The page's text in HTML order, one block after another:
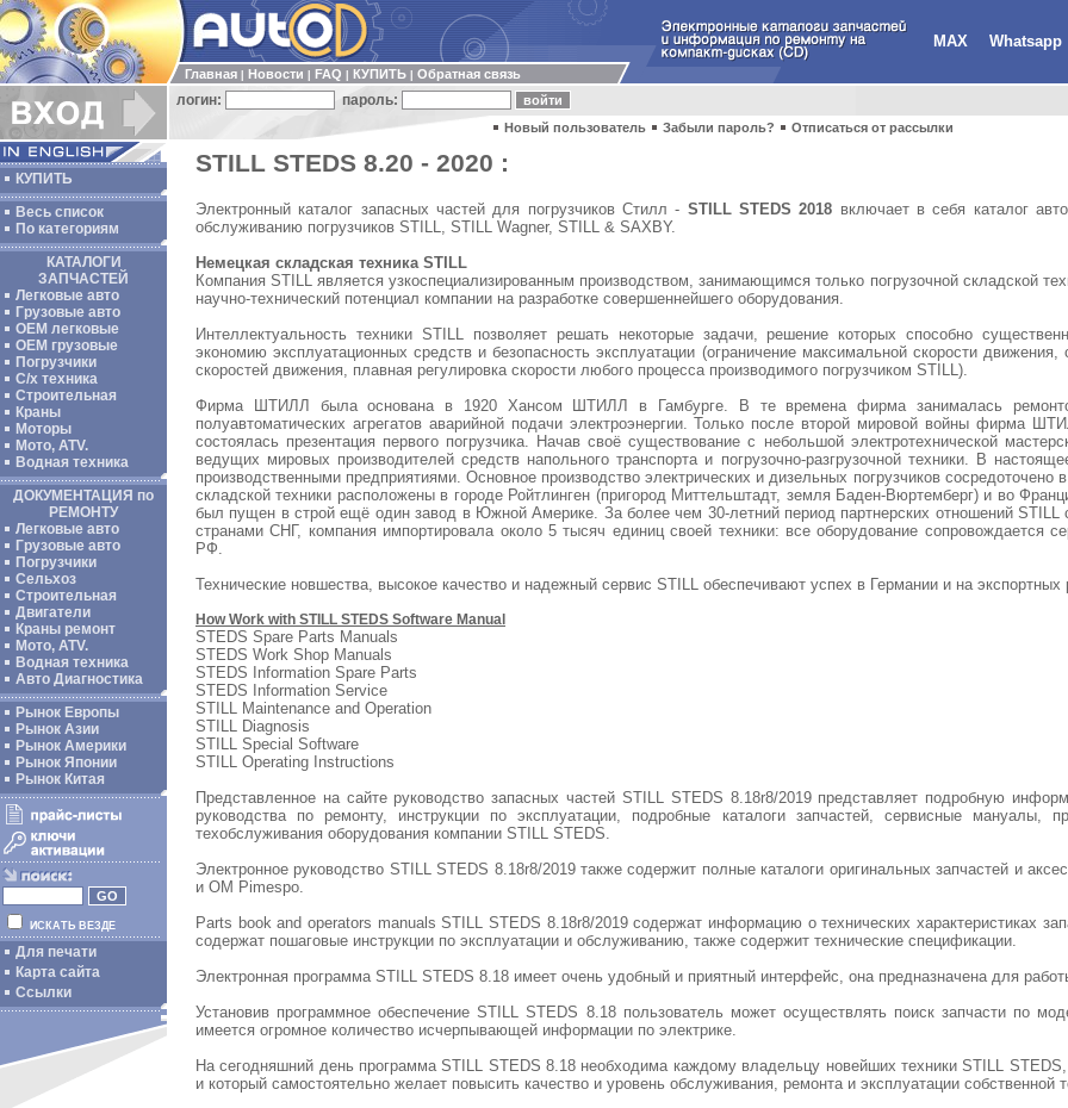
MAX Whatsapp
Главная Новости FAQ КУПИТЬ Обратная связь
логин: пароль:
Новый пользователь Забыли пароль? Отписаться от рассылки
КУПИТЬ
Весь список
По категориям
КАТАЛОГИ
ЗАПЧАСТЕЙ
Легковые авто
Грузовые авто
ОЕМ легковые
OEM грузовые
Погрузчики
С/х техника
Строительная
Краны
Моторы
Мото, ATV.
Водная техника
ДОКУМЕНТАЦИЯ по
РЕМОНТУ
Легковые авто
Грузовые авто
Погрузчики
Сельхоз
Строительная
Двигатели
Краны ремонт
Мото, ATV.
Водная техника
Авто Диагностика
Рынок Европы
Рынок Азии
Рынок Америки
Рынок Японии
Рынок Китая
ИСКАТЬ ВЕЗДЕ
Для печати
Карта сайта
Ссылки
STILL STEDS 8.20 - 2020 :
Электронный каталог запасных частей для погрузчиков Стилл - STILL STEDS 2018 включает в себя каталог
обслуживанию погрузчиков STILL, STILL Wagner, STILL & SAXBY.
Немецкая складская техника STILL
Компания STILL является узкоспециализированным производством, занимающимся только погрузочной складской
научно-технический потенциал компании на разработке совершеннейшего оборудования.
Интеллектуальность техники STILL позволяет решать некоторые задачи, решение которых способно
экономию эксплуатационных средств и безопасность эксплуатации (ограничение максимальной скорости движения,
скоростей движения, плавная регулировка скорости любого процесса производимого погрузчиком STILL).
Фирма ШТИЛЛ была основана в 1920 Хансом ШТИЛЛ в Гамбурге. В те времена фирма занималась ремонтом
полуавтоматических агрегатов аварийной подачи электроэнергии. Только после второй мировой войны фирма
состоялась презентация первого погрузчика. Начав своё существование с небольшой электротехнической
ведущих мировых производителей средств напольного транспорта и погрузочно-разгрузочной техники. В
производственными предприятиями. Основное производство электрических и дизельных погрузчиков сосредоточено
складской техники расположены в городе Ройтлинген (пригород Миттельштадт, земля Баден-Вюртемберг) и во
был пущен в строй ещё один завод в Южной Америке. За более чем 30-летний период партнерских отношений
странами СНГ, компания импортировала около 5 тысяч единиц своей техники: все оборудование сопровождается
РФ.
Технические новшества, высокое качество и надежный сервис STILL обеспечивают успех в Германии и на экспортных
How Work with STILL STEDS Software Manual
STEDS Spare Parts Manuals
STEDS Work Shop Manuals
STEDS Information Spare Parts
STEDS Information Service
STILL Maintenance and Operation
STILL Diagnosis
STILL Special Software
STILL Operating Instructions
Представленное на сайте руководство запасных частей STILL STEDS 8.18r8/2019 представляет подробную
руководства по ремонту, инструкции по эксплуатации, подробные каталоги запчастей, сервисные мануалы,
техобслуживания оборудования компании STILL STEDS.
Электронное руководство STILL STEDS 8.18r8/2019 также содержит полные каталоги оригинальных запчастей и
и OM Pimespo.
Parts book and operators manuals STILL STEDS 8.18r8/2019 содержат информацию о технических характеристиках
содержат пошаговые инструкции по эксплуатации и обслуживанию, также содержит технические спецификации.
Электронная программа STILL STEDS 8.18 имеет очень удобный и приятный интерфейс, она предназначена для
Установив программное обеспечение STILL STEDS 8.18 пользователь может осуществлять поиск запчасти по
имеется огромное количество исчерпывающей информации по электрике.
На сегодняшний день программа STILL STEDS 8.18 необходима каждому владельцу новейших техники STILL STEDS,
и который самостоятельно желает повысить качество и уровень обслуживания, ремонта и эксплуатации собственной